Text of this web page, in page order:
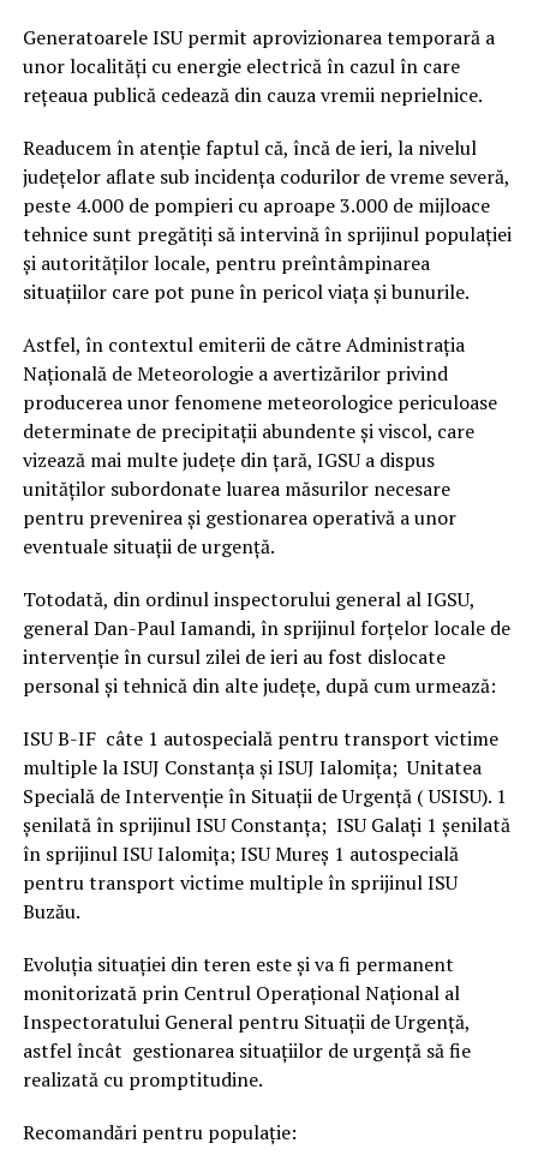
Generatoarele ISU permit aprovizionarea temporară a
unor localităţi cu energie electrică în cazul în care
reţeaua publică cedează din cauza vremii neprielnice.
Readucem în atenție faptul că, încă de ieri, la nivelul
județelor aflate sub incidența codurilor de vreme severă,
peste 4.000 de pompieri cu aproape 3.000 de mijloace
tehnice sunt pregătiți să intervină în sprijinul populației
și autorităților locale, pentru preîntâmpinarea
situațiilor care pot pune în pericol viața și bunurile.
Astfel, în contextul emiterii de către Administrația
Națională de Meteorologie a avertizărilor privind
producerea unor fenomene meteorologice periculoase
determinate de precipitații abundente și viscol, care
vizează mai multe județe din țară, IGSU a dispus
unităţilor subordonate luarea măsurilor necesare
pentru prevenirea şi gestionarea operativă a unor
eventuale situaţii de urgenţă.
Totodată, din ordinul inspectorului general al IGSU,
general Dan-Paul Iamandi, în sprijinul forțelor locale de
intervenție în cursul zilei de ieri au fost dislocate
personal și tehnică din alte județe, după cum urmează:
ISU B-IF câte 1 autospecială pentru transport victime
multiple la ISUJ Constanța și ISUJ Ialomița; Unitatea
Specială de Intervenție în Situații de Urgență ( USISU). 1
șenilată în sprijinul ISU Constanța; ISU Galați 1 șenilată
în sprijinul ISU Ialomița; ISU Mureș 1 autospecială
pentru transport victime multiple în sprijinul ISU
Buzău.
Evoluția situației din teren este și va fi permanent
monitorizată prin Centrul Operațional Național al
Inspectoratului General pentru Situații de Urgență,
astfel încât gestionarea situațiilor de urgență să fie
realizată cu promptitudine.
Recomandări pentru populație: